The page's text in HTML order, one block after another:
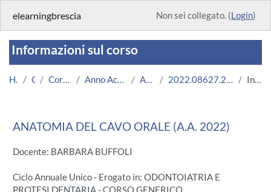
elearningbrescia Non sei collegato. (Login)
Informazioni sul corso
Home Corsi Corsi Istituzionali Anno Accademico 2022/2023 Area Medica 2022.08627.2009.270.A004232.N0_10981 Introduzione
ANATOMIA DEL CAVO ORALE (A.A. 2022)
Docente: BARBARA BUFFOLI
Ciclo Annuale Unico - Erogato in: ODONTOIATRIA E
PROTESI DENTARIA - CORSO GENERICO